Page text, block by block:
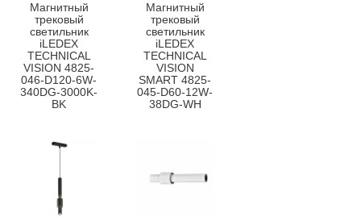
Магнитный
трековый
светильник
iLEDEX
TECHNICAL
VISION 4825-
046-D120-6W-
340DG-3000K-
BK
Магнитный
трековый
светильник
iLEDEX
TECHNICAL
VISION
SMART 4825-
045-D60-12W-
38DG-WH